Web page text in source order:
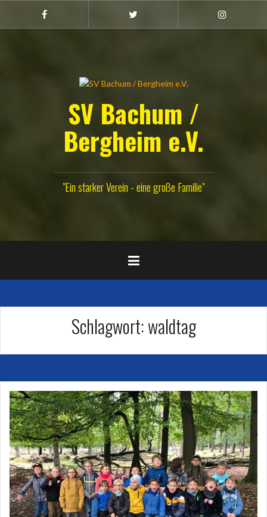
springen
Facebook
(Damen)
SV Bachum /
Bergheim e.V.
"Ein starker Verein - eine große Familie"
Schlagwort:waldtag